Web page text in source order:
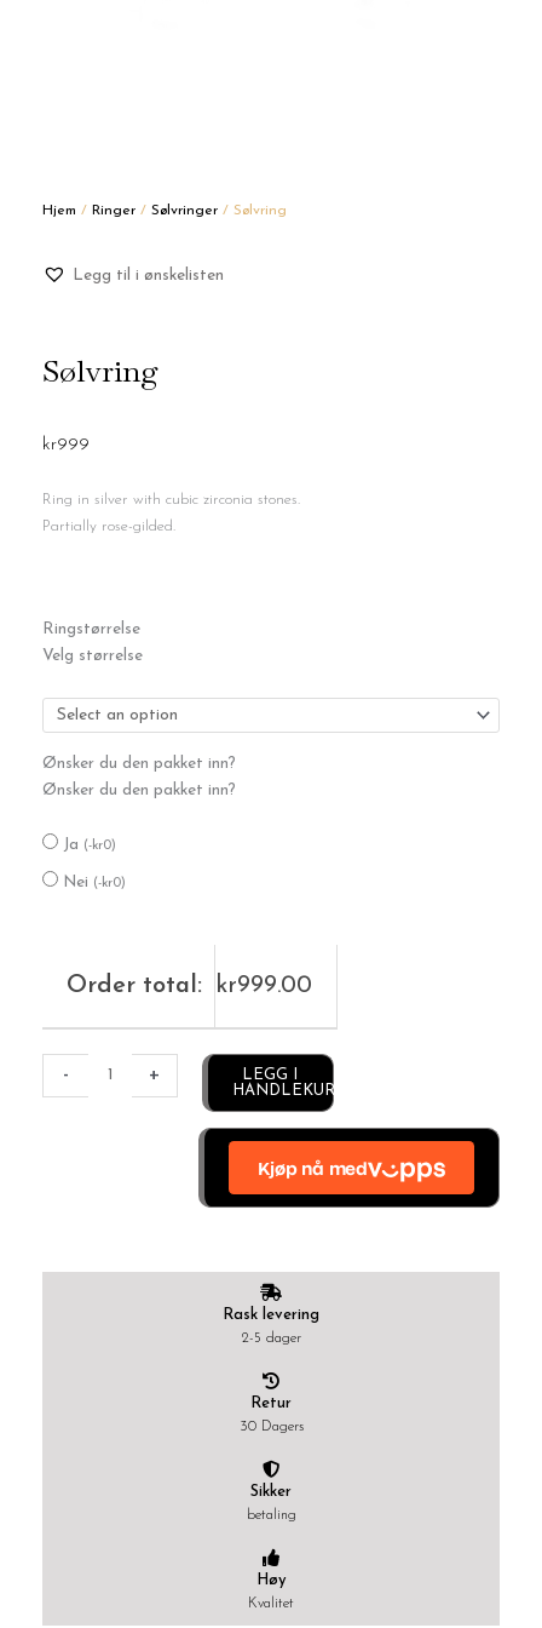
Hjem / Ringer / Sølvringer / Sølvring
Legg til i ønskelisten
Sølvring
kr999
Ring in silver with cubic zirconia stones.
Partially rose-gilded.
Ringstørrelse
Velg størrelse
Ønsker du den pakket inn?
Ønsker du den pakket inn?
Ja (-kr0)
Nei (-kr0)
Order total: kr999.00
-
antall
+
LEGG I
HANDLEKURV
Rask levering
2-5 dager
Retur
30 Dagers
Sikker
betaling
Høy
Kvalitet